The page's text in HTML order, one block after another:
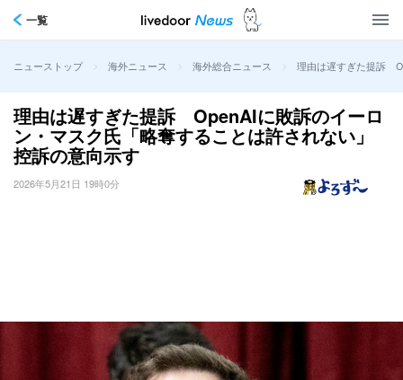
一覧
ニューストップ > 海外ニュース > 海外総合ニュース > 理由は遅すぎた提訴
理由は遅すぎた提訴 OpenAIに敗訴のイーロ
ン・マスク氏「略奪することは許されない」
控訴の意向示す
2026年5月21日 19時0分